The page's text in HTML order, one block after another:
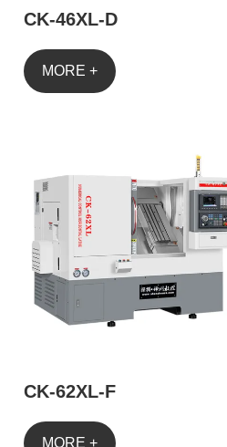
CK-46XL-D
MORE +
CK-62XL-F
MORE +